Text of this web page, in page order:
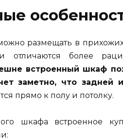
размещать в прихожих
более
встроенный шкаф
заметно, что задней
прямо к полу и потолку.
шкафа встроенное